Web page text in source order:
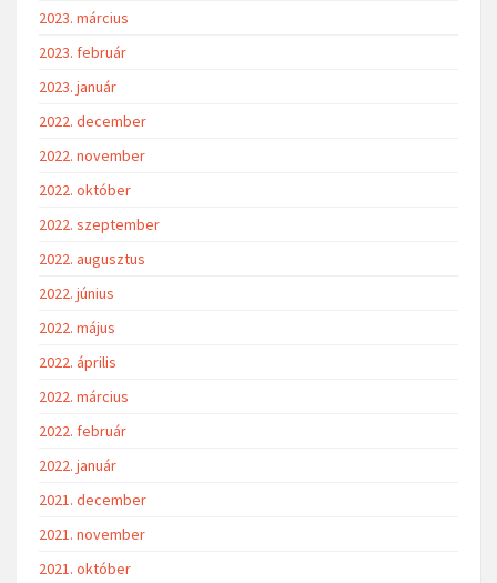
2023. március
2023. február
2023. január
2022. december
2022. november
2022. október
2022. szeptember
2022. augusztus
2022. június
2022. május
2022. április
2022. március
2022. február
2022. január
2021. december
2021. november
2021. október